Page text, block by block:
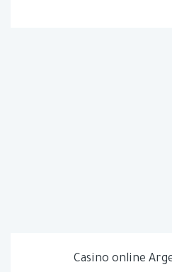
Casino online